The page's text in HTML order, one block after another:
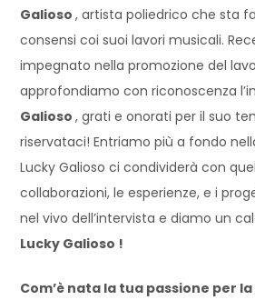
Galioso, artista poliedrico che sta
consensi coi suoi lavori musicali.
impegnato nella promozione del
approfondiamo con riconoscenza
Galioso, grati e onorati per il suo
riservataci! Entriamo più a fondo
Lucky Galioso ci condividerà con
collaborazioni, le esperienze, e i
nel vivo dell’intervista e diamo un
Lucky Galioso !
Com’è nata la tua passione per